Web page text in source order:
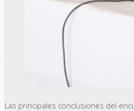
Las principales conclusiones del